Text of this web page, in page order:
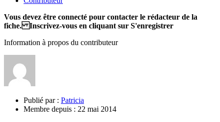
Vous devez être connecté pour contacter le rédacteur de la
fiche. Inscrivez-vous en cliquant sur S'enregistrer
Information à propos du contributeur
Publié par : Patricia
Membre depuis : 22 mai 2014